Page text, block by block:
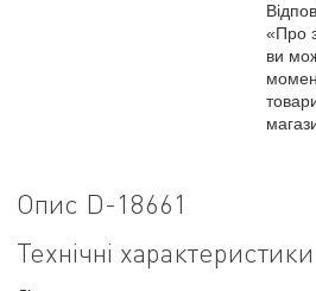
«Про
ви
Опис D-18661
Технічні